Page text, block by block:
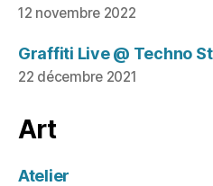
12 novembre 2022
Graffiti Live @ Techno
22 décembre 2021
Art
Atelier